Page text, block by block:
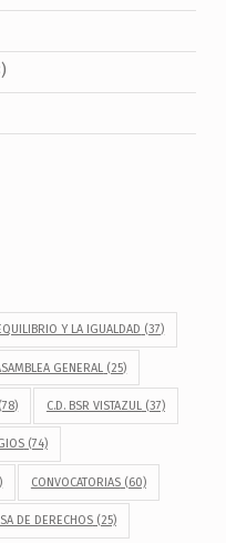
Y LA IGUALDAD (37)
GENERAL (25)
(78) C.D. BSR VISTAZUL(37)
(74)
CONVOCATORIAS(60)
DE DERECHOS(25)